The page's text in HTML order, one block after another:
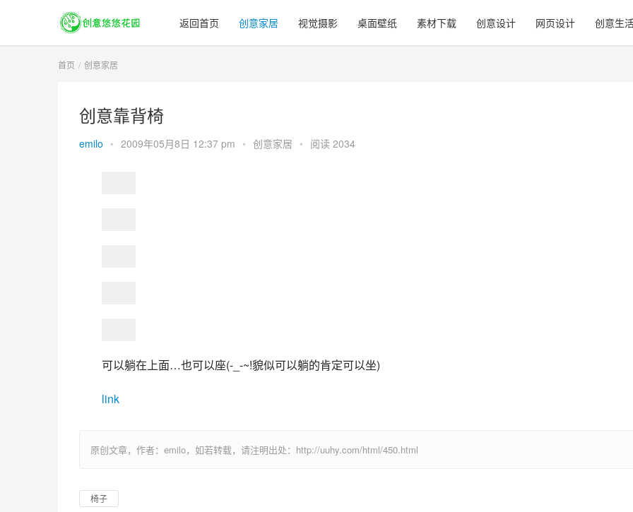
返回首页 创意家居 视觉摄影 桌面壁纸 素材下载 创意设计 网页设计 创意生
首页 创意家居
创意靠背椅
emilo • 2009年05月8日 12:37 pm • 创意家居 • 阅读 2034
可以躺在上面…也可以座(-_-~!貌似可以躺的肯定可以坐)
link
原创文章，作者：emilo，如若转载，请注明出处：http://uuhy.com/html/450.html
椅子